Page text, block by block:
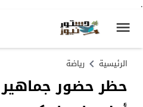
.
الرئيسية رياضة
حظر حضور